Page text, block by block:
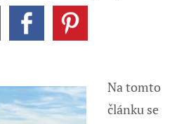
Na tomto
článku se